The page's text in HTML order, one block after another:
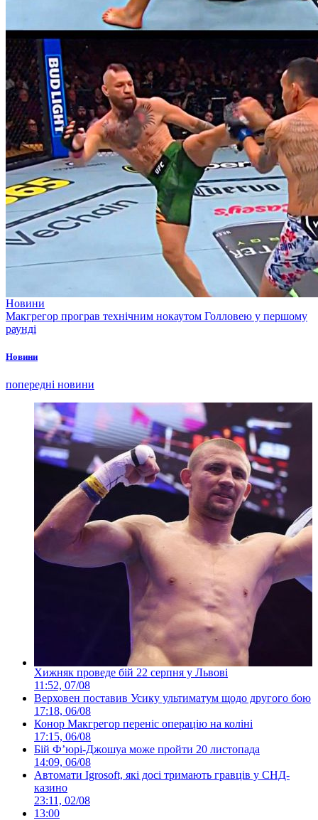
Новини
Макгрегор програв технічним нокаутом Голловею у першому
раунді
Новини
попередні новини
Хижняк проведе бій 22 серпня у Львові
11:52, 07/08
Верховен поставив Усику ультиматум щодо другого бою
17:18, 06/08
Конор Макгрегор переніс операцію на коліні
17:15, 06/08
Бій Ф’юрі-Джошуа може пройти 20 листопада
14:09, 06/08
Автомати Igrosoft, які досі тримають гравців у СНД-
казино
23:11, 02/08
13:00